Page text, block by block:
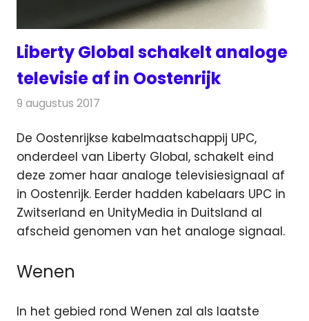
Liberty Global schakelt analoge
televisie af in Oostenrijk
9 augustus 2017
De Oostenrijkse kabelmaatschappij UPC,
onderdeel van Liberty Global, schakelt eind
deze zomer haar analoge televisiesignaal af
in Oostenrijk. Eerder hadden kabelaars UPC in
Zwitserland en UnityMedia in Duitsland al
afscheid genomen van het analoge signaal.
Wenen
In het gebied rond Wenen zal als laatste